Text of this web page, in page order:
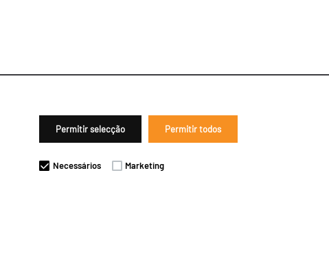
Permitir selecção Permitir todos
Necessários Marketing